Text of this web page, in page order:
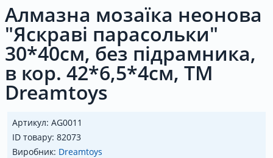
Алмазна мозаїка неонова
"Яскраві парасольки"
30*40см, без підрамника,
в кор. 42*6,5*4см, ТМ
Dreamtoys
Артикул: AG0011
ID товару: 82073
Виробник: Dreamtoys